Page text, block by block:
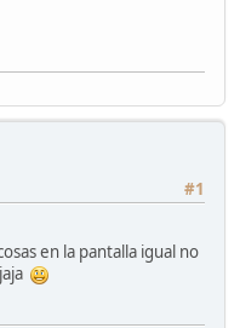
#1
en la pantalla igual no